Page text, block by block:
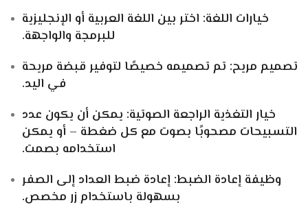
خيارات اللغة: اختر بين اللغة العربية أو الإنجليزية
للبرمجة والواجهة.
تصميم مريح: تم تصميمه خصيصًا لتوفير قبضة مريحة
في اليد.
خيار التغذية الراجعة الصوتية: يمكن أن يكون عدد
التسبيحات مصحوبًا بصوت مع كل ضغطة – أو يمكن
استخدامه بصمت.
وظيفة إعادة الضبط: إعادة ضبط العداد إلى الصفر
بسهولة باستخدام زر مخصص.